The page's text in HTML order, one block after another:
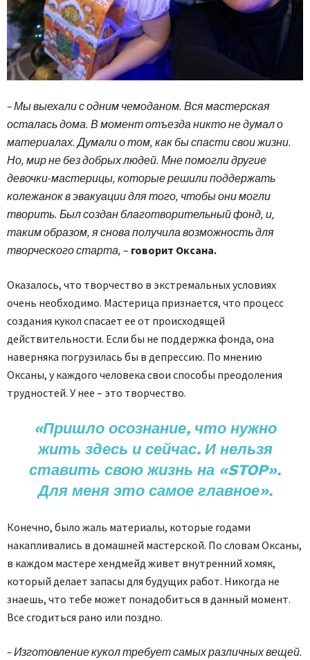
– Мы выехали с одним чемоданом. Вся мастерская
осталась дома. В момент отъезда никто не думал о
материалах. Думали о том, как бы спасти свои жизни.
Но, мир не без добрых людей. Мне помогли другие
девочки-мастерицы, которые решили поддержать
колежанок в эвакуации для того, чтобы они могли
творить. Был создан благотворительный фонд, и,
таким образом, я снова получила возможность для
творческого старта, – говорит Оксана.
Оказалось, что творчество в экстремальных условиях
очень необходимо. Мастерица признается, что процесс
создания кукол спасает ее от происходящей
действительности. Если бы не поддержка фонда, она
наверняка погрузилась бы в депрессию. По мнению
Оксаны, у каждого человека свои способы преодоления
трудностей. У нее – это творчество.
«Пришло осознание, что нужно
жить здесь и сейчас. И нельзя
ставить свою жизнь на «STOP».
Для меня это самое главное».
Конечно, было жаль материалы, которые годами
накапливались в домашней мастерской. По словам Оксаны,
в каждом мастере хендмейд живет внутренний хомяк,
который делает запасы для будущих работ. Никогда не
знаешь, что тебе может понадобиться в данный момент.
Все сгодиться рано или поздно.
– Изготовление кукол требует самых различных вещей.